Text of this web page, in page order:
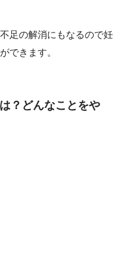
足の解消にもなるので妊
できます。
？どんなことをや